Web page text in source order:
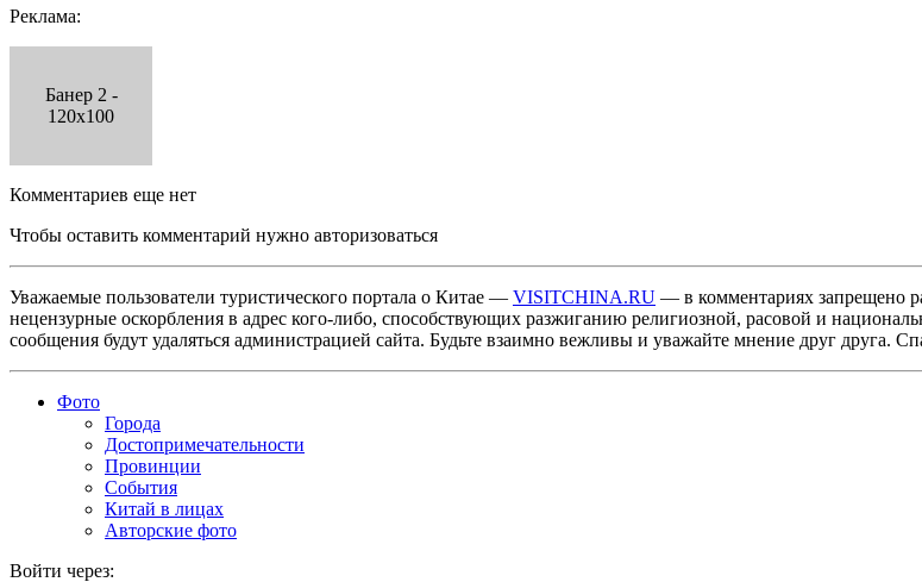
Реклама:
Банер 2 -
120x100
Комментариев еще нет
Чтобы оставить комментарий нужно авторизоваться
Уважаемые пользователи туристического портала о Китае — VISITCHINA.RU — в комментариях запрещено
нецензурные оскорбления в адрес кого-либо, способствующих разжиганию религиозной, расовой и
сообщения будут удаляться администрацией сайта. Будьте взаимно вежливы и уважайте мнение друг друга.
Фото
Города
Достопримечательности
Провинции
События
Китай в лицах
Авторские фото
Войти через: